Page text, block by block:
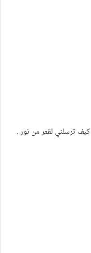
ترسلني لقمر من نور .